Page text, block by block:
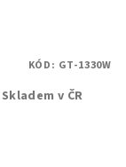
Skladem v ČR
KÓD: GT-1330W